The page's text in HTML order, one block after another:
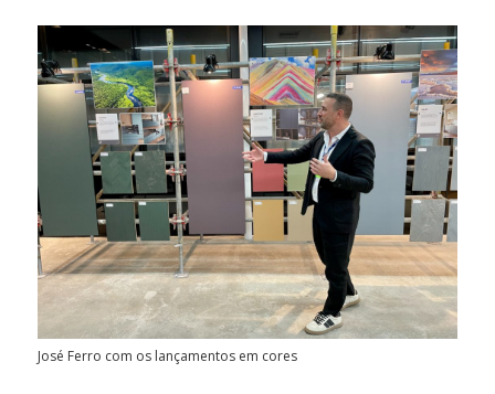
José Ferro com os lançamentos em cores